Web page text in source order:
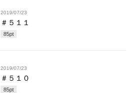
2019/07/23
＃５１１
85pt
2019/07/23
＃５１０
85pt